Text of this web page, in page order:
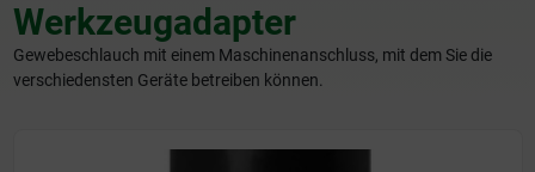
Werkzeugadapter
Gewebeschlauch mit einem Maschinenanschluss, mit dem Sie die
verschiedensten Geräte betreiben können.